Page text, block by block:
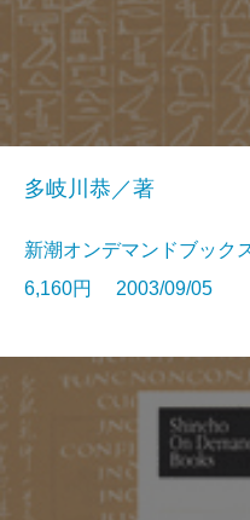
多岐川恭／著
新潮オンデマンドブッ
6,160円 2003/09/05